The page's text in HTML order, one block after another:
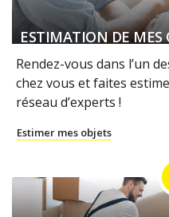
ESTIMATION DE MES
Rendez-vous dans l’un
chez vous et faites
réseau d’experts !
Estimer mes objets